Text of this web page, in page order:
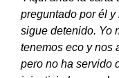
preguntado por él
sigue detenido. Yo
tenemos eco y nos
pero no ha servido